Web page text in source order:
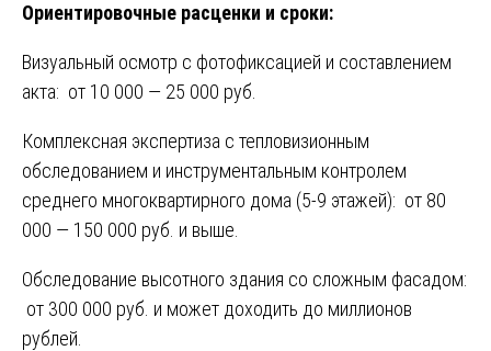
Ориентировочные расценки и сроки:
Визуальный осмотр с фотофиксацией и составлением
акта: от 10 000 — 25 000 руб.
Комплексная экспертиза с тепловизионным
обследованием и инструментальным контролем
среднего многоквартирного дома (5-9 этажей): от 80
000 — 150 000 руб. и выше.
Обследование высотного здания со сложным фасадом:
от 300 000 руб. и может доходить до миллионов
рублей.